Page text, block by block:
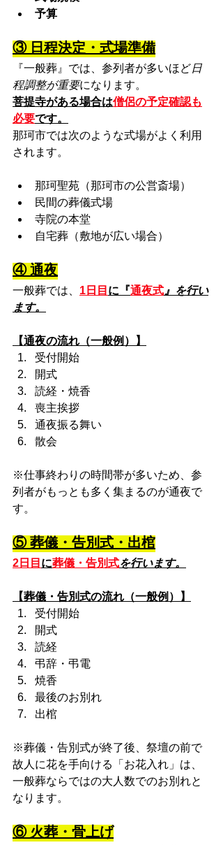
予算
③ 日程決定・式場準備
『一般葬』では、参列者が多いほど日
程調整が重要になります。
菩提寺がある場合は僧侶の予定確認も
必要です。
那珂市では次のような式場がよく利用
されます。
那珂聖苑（那珂市の公営斎場）
民間の葬儀式場
寺院の本堂
自宅葬（敷地が広い場合）
④ 通夜
一般葬では、 1日目 に『通夜式 』を行い
ます。
【通夜の流れ（一般例）】
受付開始
開式
読経・焼香
喪主挨拶
通夜振る舞い
散会
※仕事終わりの時間帯が多いため、参
列者がもっとも多く集まるのが通夜で
す。
⑤ 葬儀・告別式・出棺
2日目 に葬儀・告別式を行います。
【葬儀・告別式の流れ（一般例）】
受付開始
開式
読経
弔辞・弔電
焼香
最後のお別れ
出棺
※葬儀・告別式が終了後、祭壇の前で
故人に花を手向ける「お花入れ」は、
一般葬ならではの大人数でのお別れと
なります。
⑥ 火葬・骨上げ